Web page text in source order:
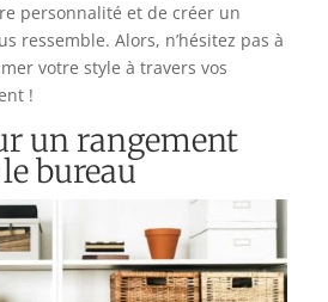
personnalité et de créer un
ressemble. Alors, n’hésitez pas à
votre style à travers vos
!
un rangement
bureau